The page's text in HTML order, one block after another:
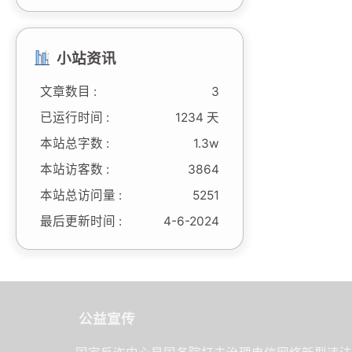
小站资讯
文章数目 :
3
已运行时间 :
1234 天
本站总字数 :
1.3w
本站访客数 :
3864
本站总访问量 :
5251
最后更新时间 :
4-6-2024
公益宣传